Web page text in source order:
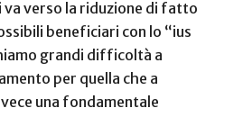
va verso la riduzione di fatto
beneficiari con lo “ius
grandi difficoltà a
per quella che a
una fondamentale